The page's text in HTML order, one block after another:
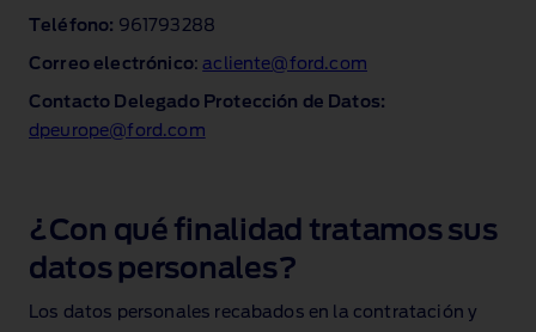
Teléfono: 961793288
Correo electrónico: acliente@ford.com
Contacto Delegado Protección de Datos:
dpeurope@ford.com
¿Con qué finalidad tratamos sus
datos personales?
Los datos personales recabados en la contratación y